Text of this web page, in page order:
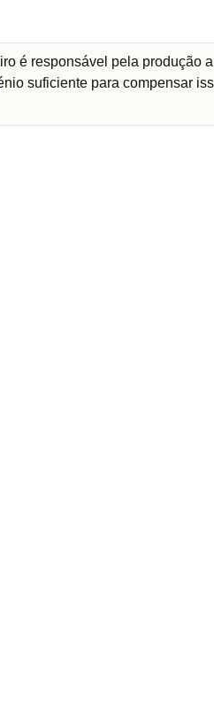
é responsável pela produção
suficiente para compensar